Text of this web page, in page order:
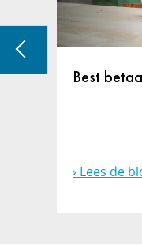
min
Best
Lees de